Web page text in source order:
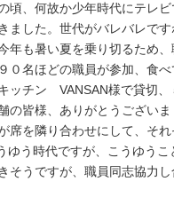
頃、何故か少年時代にテレ
ました。世代がバレバレです
年も暑い夏を乗り切るため、
０名ほどの職員が参加、食
ッチン VANSAN様で貸切
の皆様、ありがとうございま
席を隣り合わせにして、そ
う時代ですが、こうゆうこ
そうですが、職員同志協力